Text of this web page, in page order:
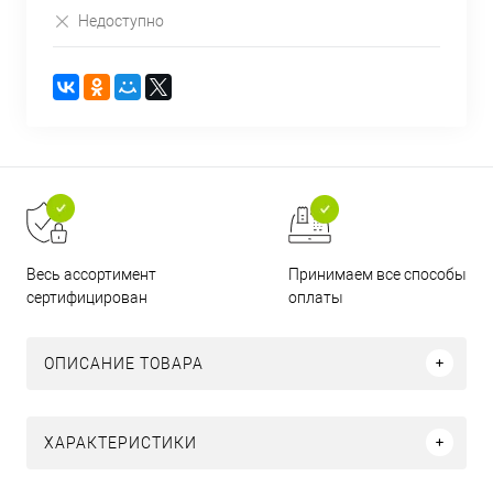
Недоступно
Весь ассортимент
сертифицирован
Принимаем все способы
оплаты
ОПИСАНИЕ ТОВАРА
ХАРАКТЕРИСТИКИ